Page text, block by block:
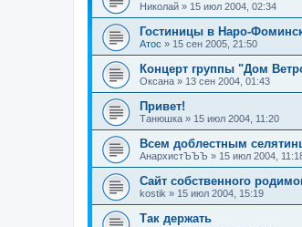
Николай » 15 июл 2004, 02:34
Гостиницы в Наро-
Атос » 15 сен 2005, 21:50
Концерт группы "Дом
Оксана » 13 сен 2004, 01:43
Привет!
Танюшка » 15 июл 2004, 11:20
Всем доблестным
АнархистЪЪЪ » 15 июл 2004,
Сайт собственного
kostik » 15 июл 2004, 15:19
Так держать